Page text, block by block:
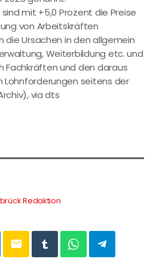
mit +5,0 Prozent die Preise
von Arbeitskräften
die Ursachen in den allgemein
Weiterbildung etc. und
Fachkräften und den daraus
seitens der
via dts
Redaktion
email